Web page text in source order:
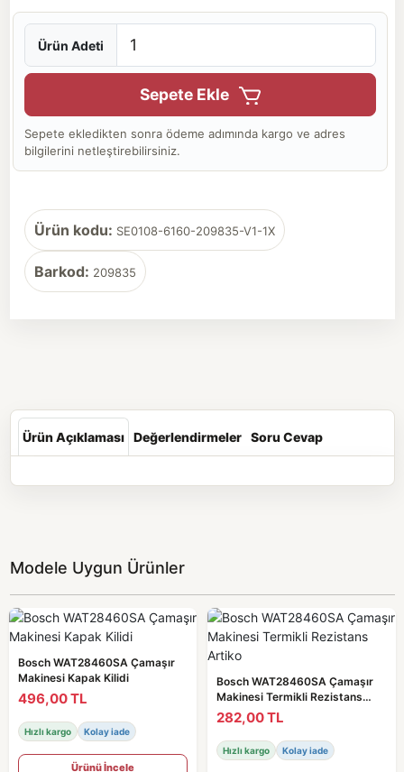
Ürün Adeti
Sepete Ekle
Sepete ekledikten sonra ödeme adımında kargo ve adres
bilgilerini netleştirebilirsiniz.
Ürün kodu: SE0108-6160-209835-V1-1X
Barkod: 209835
Ürün Açıklaması Değerlendirmeler Soru Cevap
Modele Uygun Ürünler
Bosch WAT28460SA Çamaşır
Makinesi Kapak Kilidi
496,00 TL
Hızlı kargo Kolay iade
Ürünü İncele
Bosch WAT28460SA Çamaşır
Makinesi Termikli Rezistans
Artiko
282,00 TL
Hızlı kargo Kolay iade